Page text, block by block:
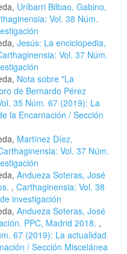
Uríbarri Bilbao, Gabino,
Vol. 38 Núm.
Jesús: La enciclopedia,
Vol. 37 Núm.
Nota sobre "La
de Bernardo Pérez
35 Núm. 67 (2019): La
la Encarnación / Sección
Martínez Díez,
Vol. 37 Núm.
Andueza Soteras, José
, Carthaginensia: Vol. 38
investigación
Andueza Soteras, José
PPC, Madrid 2018. ,
67 (2019): La actualidad
/ Sección Miscelánea